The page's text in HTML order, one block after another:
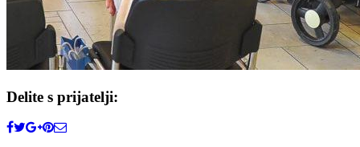
Delite s prijatelji: